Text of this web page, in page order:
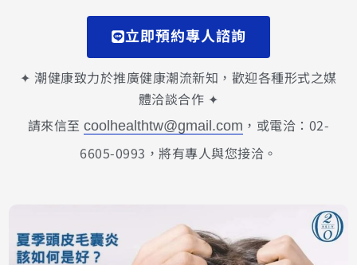
立即預約專人諮詢
✦ 潮健康致力於推廣健康潮流新知，歡迎各種形式之媒
體洽談合作 ✦
請來信至coolhealthtw@gmail.com ，或電洽：02-
6605-0993，將有專人與您接洽。